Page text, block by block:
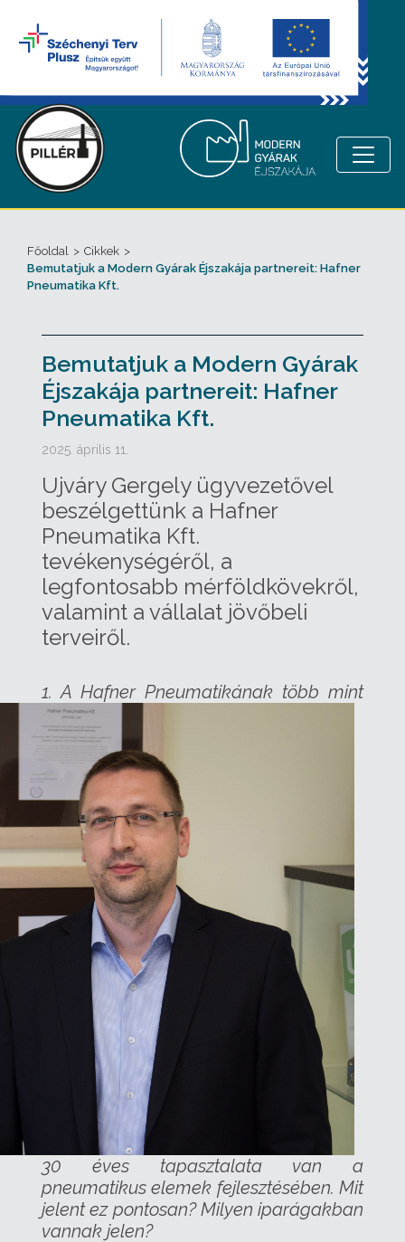
Főoldal > Cikkek >
Bemutatjuk a Modern Gyárak Éjszakája partnereit: Hafner
Pneumatika Kft.
Bemutatjuk a Modern Gyárak
Éjszakája partnereit: Hafner
Pneumatika Kft.
2025. április 11.
Ujváry Gergely ügyvezetővel
beszélgettünk a Hafner
Pneumatika Kft.
tevékenységéről, a
legfontosabb mérföldkövekről,
valamint a vállalat jövőbeli
terveiről.
1. A Hafner Pneumatikának több mint
30 éves tapasztalata van a
pneumatikus elemek fejlesztésében. Mit
jelent ez pontosan? Milyen iparágakban
vannak jelen?